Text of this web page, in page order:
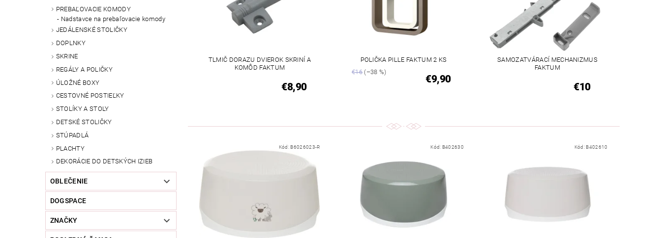
PREBAĽOVACIE KOMODY
Nadstavce na prebaľovacie komody
JEDÁLENSKÉ STOLIČKY
DOPLNKY
SKRINE
REGÁLY A POLIČKY
ÚLOŽNÉ BOXY
CESTOVNÉ POSTIEĽKY
STOLÍKY A STOLY
DETSKÉ STOLIČKY
STÚPADLÁ
PLACHTY
DEKORÁCIE DO DETSKÝCH IZIEB
OBLEČENIE
DOGSPACE
ZNAČKY
TLMIČ DORAZU DVIEROK SKRINÍ A
KOMÔD FAKTUM
€8,90
POLIČKA PILLE FAKTUM 2 KS
€16(–38 %)
€9,90
SAMOZATVÁRACÍ MECHANIZMUS
FAKTUM
€10
Kód: B6026023-R Kód: B402630 Kód: B402610